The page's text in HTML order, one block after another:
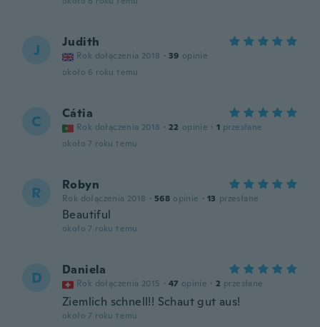
J Judith
Rok dołączenia 2018 · 39 opinie
około 6 roku temu
C Cátia
Rok dołączenia 2018 · 22 opinie · 1 przesłane
około 7 roku temu
R Robyn
Rok dołączenia 2018 · 568 opinie · 13 przesłane
Beautiful
około 7 roku temu
D Daniela
Rok dołączenia 2015 · 47 opinie · 2 przesłane
Ziemlich schnell!! Schaut gut aus!
około 7 roku temu